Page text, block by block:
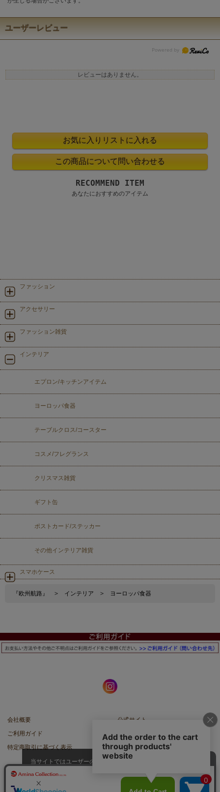
ユーザーレビュー
レビューはありません。
RECOMMEND ITEM
あなたにおすすめのアイテム
ファッション
アクセサリー
ファッション雑貨
インテリア
エプロン/キッチンアイテム
ヨーロッパ食器
テーブルクロス/コースター
コスメ/フレグランス
クリスマス雑貨
ギフト缶
ポストカード/ステッカー
その他インテリア雑貨
スマホケース
『欧州航路』 > インテリア > ヨーロッパ食器
会社概要
公式サイト
ご利用ガイド
店舗一覧
特定商取引に基づく表示
プライバシーポリシー
スマートフォン | PCサイト
当サイトではユーザーの利便性向